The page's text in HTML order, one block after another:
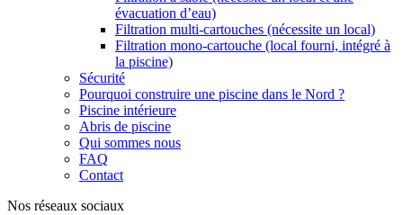
évacuation d’eau)
Filtration multi-cartouches (nécessite un local)
Filtration mono-cartouche (local fourni, intégré à
la piscine)
Sécurité
Pourquoi construire une piscine dans le Nord ?
Piscine intérieure
Abris de piscine
Qui sommes nous
FAQ
Contact
Nos réseaux sociaux